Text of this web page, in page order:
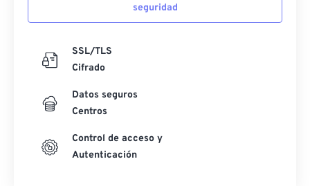
seguridad
SSL/TLS
Cifrado
Datos seguros
Centros
Control de acceso y
Autenticación